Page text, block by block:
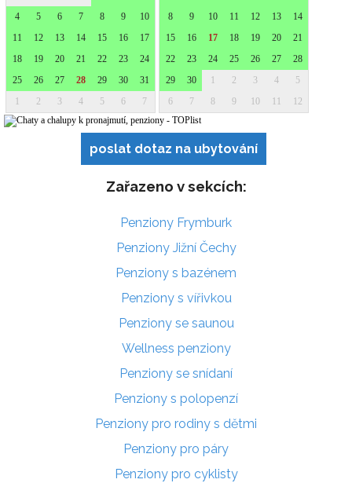
poslat dotaz na ubytování
Zařazeno v sekcích:
Penziony Frymburk
Penziony Jižní Čechy
Penziony s bazénem
Penziony s vířivkou
Penziony se saunou
Wellness penziony
Penziony se snídaní
Penziony s polopenzí
Penziony pro rodiny s dětmi
Penziony pro páry
Penziony pro cyklisty